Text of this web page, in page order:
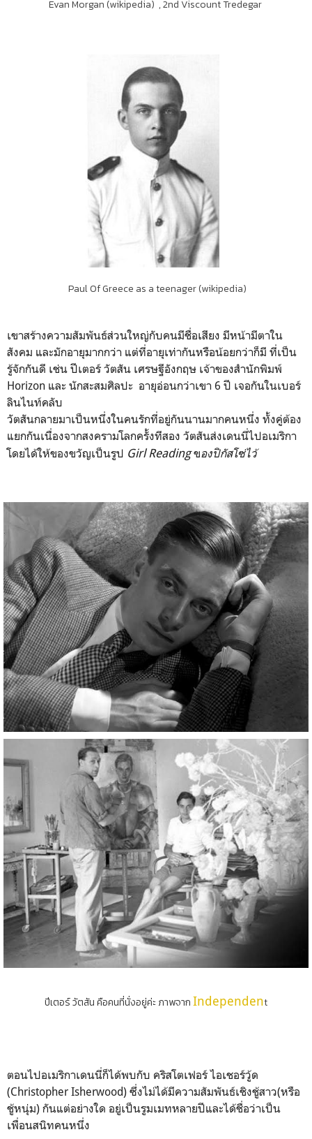
Evan Morgan (wikipedia) , 2nd Viscount Tredegar
Paul Of Greece as a teenager (wikipedia)
เขาสร้างความสัมพันธ์ส่วนใหญ่กับคนมีชื่อเสียง มีหน้ามีตาใน
สังคม และมักอายุมากกว่า แต่ที่อายุเท่ากันหรือน้อยกว่าก็มี ที่เป็น
รู้จักกันดี เช่น ปีเตอร์ วัตสัน เศรษฐีอังกฤษ เจ้าของสำนักพิมพ์
Horizon และ นักสะสมศิลปะ อายุอ่อนกว่าเขา 6 ปี เจอกันในเบอร์
ลินไนท์คลับ
วัตสันกลายมาเป็นหนึ่งในคนรักที่อยู่กันนานมากคนหนึ่ง ทั้งคู่ต้อง
แยกกันเนื่องจากสงครามโลกครั้งทีสอง วัตสันส่งเดนนี่ไปอเมริกา
โดยได้ให้ของขวัญเป็นรูป Girl Readingของปิกัสโซ่ไว้
ปีเตอร์ วัตสัน คือคนที่นั่งอยู่ค่ะ ภาพจากIndependent
ตอนไปอเมริกาเดนนี่ก็ได้พบกับ คริสโตเฟอร์ ไอเชอร์วู้ด
(Christopher Isherwood) ซึ่งไม่ได้มีความสัมพันธ์เชิงชู้สาว(หรือ
ชู้หนุ่ม) กันแต่อย่างใด อยู่เป็นรูมเมทหลายปีและได้ชื่อว่าเป็น
เพื่อนสนิทคนหนึ่ง